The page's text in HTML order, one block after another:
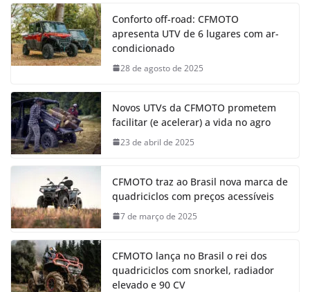
Conforto off-road: CFMOTO
apresenta UTV de 6 lugares com ar-
condicionado
28 de agosto de 2025
Novos UTVs da CFMOTO prometem
facilitar (e acelerar) a vida no agro
23 de abril de 2025
CFMOTO traz ao Brasil nova marca de
quadriciclos com preços acessíveis
7 de março de 2025
CFMOTO lança no Brasil o rei dos
quadriciclos com snorkel, radiador
elevado e 90 CV